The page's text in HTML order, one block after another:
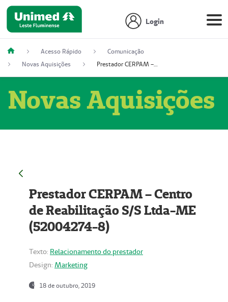
Login
Acesso Rápido
Comunicação
Novas Aquisições
Prestador CERPAM – Centro de Reabilitação S/S Ltda-ME (52004274-8)
Novas Aquisições
Prestador CERPAM – Centro
de Reabilitação S/S Ltda-ME
(52004274-8)
Texto: Relacionamento do prestador
Design: Marketing
18 de outubro, 2019